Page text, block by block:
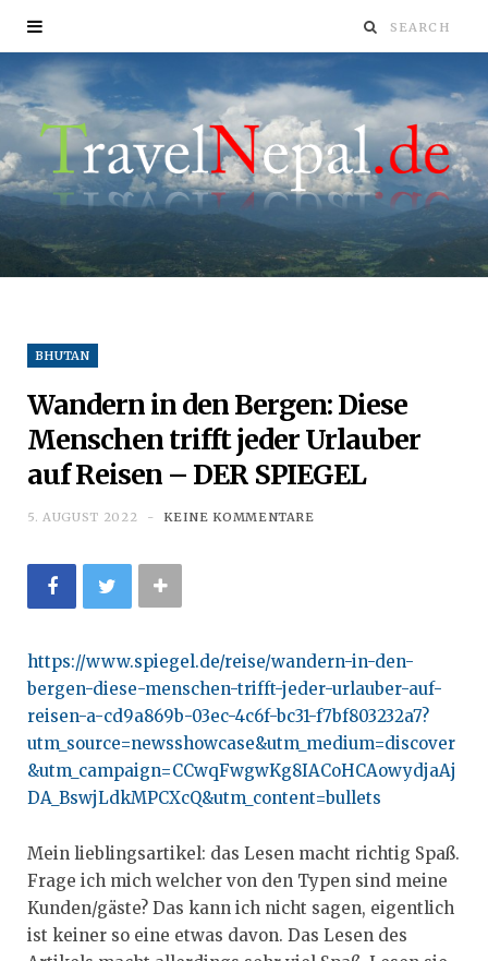
BHUTAN
Wandern in den Bergen: Diese
Menschen trifft jeder Urlauber
auf Reisen – DER SPIEGEL
5. AUGUST 2022 KEINE KOMMENTARE
https://www.spiegel.de/reise/wandern-in-den-
bergen-diese-menschen-trifft-jeder-urlauber-auf-
reisen-a-cd9a869b-03ec-4c6f-bc31-f7bf803232a7?
utm_source=newsshowcase&utm_medium=discover
&utm_campaign=CCwqFwgwKg8IACoHCAowydjaAj
DA_BswjLdkMPCXcQ&utm_content=bullets
Mein lieblingsartikel: das Lesen macht richtig Spaß.
Frage ich mich welcher von den Typen sind meine
Kunden/gäste? Das kann ich nicht sagen, eigentlich
ist keiner so eine etwas davon. Das Lesen des